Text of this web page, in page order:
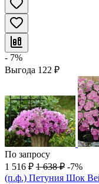
- 7%
Выгода 122 ₽
По запросу
1 516 ₽ 1 638 ₽ -7%
(п.ф.) Петуния Шок